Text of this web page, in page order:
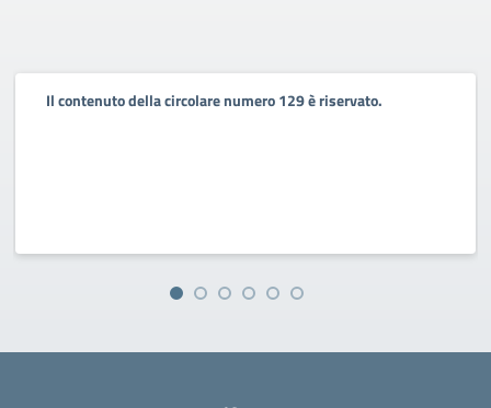
Il contenuto della circolare numero 129 è riservato.